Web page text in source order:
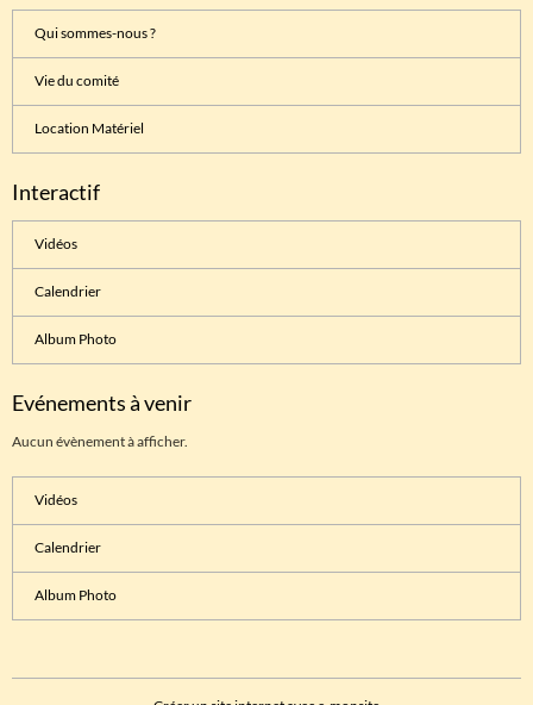
Qui sommes-nous ?
Vie du comité
Location Matériel
Interactif
Vidéos
Calendrier
Album Photo
Evénements à venir
Aucun évènement à afficher.
Vidéos
Calendrier
Album Photo